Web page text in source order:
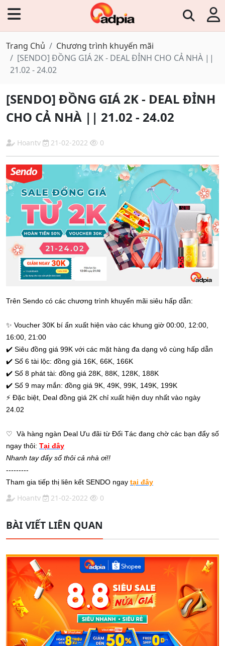
Trang Chủ
Chương trình khuyến mãi
[SENDO] ĐỒNG GIÁ 2K - DEAL ĐỈNH CHO CẢ NHÀ ||
21.02 - 24.02
[SENDO] ĐỒNG GIÁ 2K - DEAL ĐỈNH
CHO CẢ NHÀ || 21.02 - 24.02
Hoantv 21-02-2022 0
Trên Sendo có các chương trình khuyến mãi siêu hấp dẫn:
✨ Voucher 30K bí ẩn xuất hiện vào các khung giờ 00:00, 12:00,
16:00, 21:00
✔️ Siêu đồng giá 99K với các mặt hàng đa dạng vô cùng hấp dẫn
✔️ Số 6 tài lộc: đồng giá 16K, 66K, 166K
✔️ Số 8 phát tài: đồng giá 28K, 88K, 128K, 188K
✔️ Số 9 may mắn: đồng giá 9K, 49K, 99K, 149K, 199K
⚡ Đặc biệt, Deal đồng giá 2K chỉ xuất hiện duy nhất vào ngày
24.02
♡ Và hàng ngàn Deal Ưu đãi từ Đối Tác đang chờ các bạn đẩy số
ngay thôi: Tại đây
Nhanh tay đẩy số thôi cả nhà ơi!!
---------
Tham gia tiếp thị liên kết SENDO ngay tại đây
Hoantv 21-02-2022 0
BÀI VIẾT LIÊN QUAN